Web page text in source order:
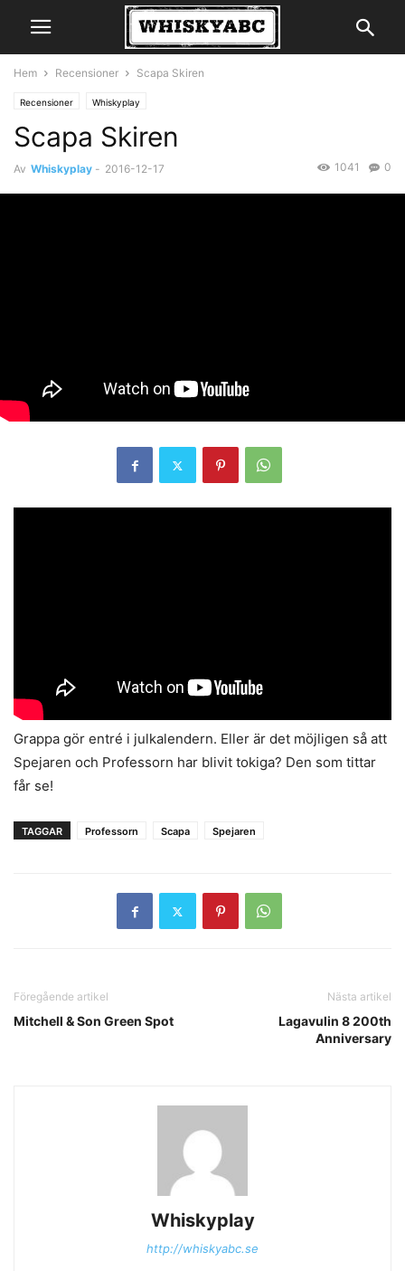
Hem Recensioner Scapa Skiren
Recensioner Whiskyplay
Scapa Skiren
Av Whiskyplay - 2016-12-17 0
1041
Grappa gör entré i julkalendern. Eller är det möjligen så att
Spejaren och Professorn har blivit tokiga? Den som tittar
får se!
TAGGAR Professorn Scapa Spejaren
Föregående artikel
Mitchell & Son Green Spot
Nästa artikel
Lagavulin 8 200th
Anniversary
Whiskyplay
http://whiskyabc.se